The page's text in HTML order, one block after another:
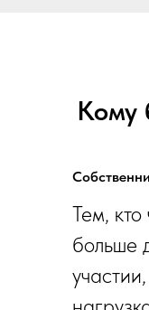
Кому
Тем, кто
больше